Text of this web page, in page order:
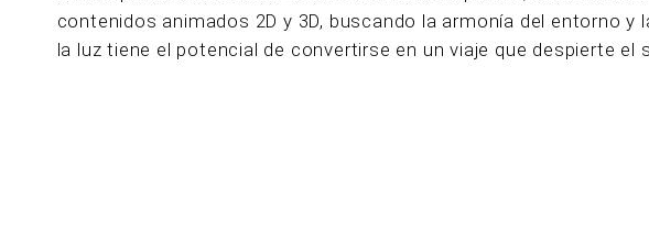
contenidos animados 2D y 3D, buscando la armonía del entorno
la luz tiene el potencial de convertirse en un viaje que despierte el